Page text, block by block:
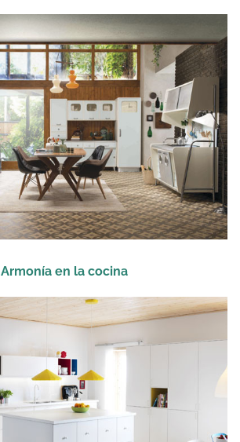
Armonía en la cocina